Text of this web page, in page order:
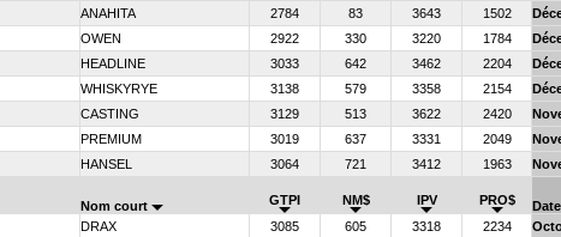
ANAHITA 2784 83 3643 1502
OWEN 2922 330 3220 1784
HEADLINE 3033 642 3462 2204
WHISKYRYE 3138 579 3358 2154
CASTING 3129 513 3622 2420
PREMIUM 3019 637 3331 2049
HANSEL 3064 721 3412 1963
Nom court GTPI NM$ IPV PRO$
DRAX 3085 605 3318 2234